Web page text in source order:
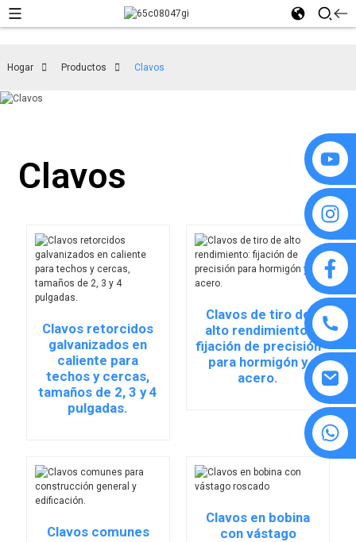
Hogar Productos Clavos
Clavos
Clavos retorcidos
galvanizados en
caliente para
techos y cercas,
tamaños de 2, 3 y 4
pulgadas.
Clavos de tiro de
alto rendimiento:
fijación de precisión
para hormigón y
acero.
Clavos comunes
Clavos en bobina
con vástago